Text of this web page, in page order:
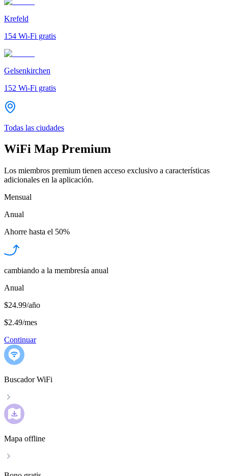
Krefeld
154 Wi-Fi gratis
Gelsenkirchen
152 Wi-Fi gratis
Todas las ciudades
WiFi Map Premium
Los miembros premium tienen acceso exclusivo a características
adicionales en la aplicación.
Mensual
Anual
Ahorre hasta el 50%
cambiando a la membresía anual
Anual
$24.99/año
$2.49/mes
Continuar
Buscador WiFi
Mapa offline